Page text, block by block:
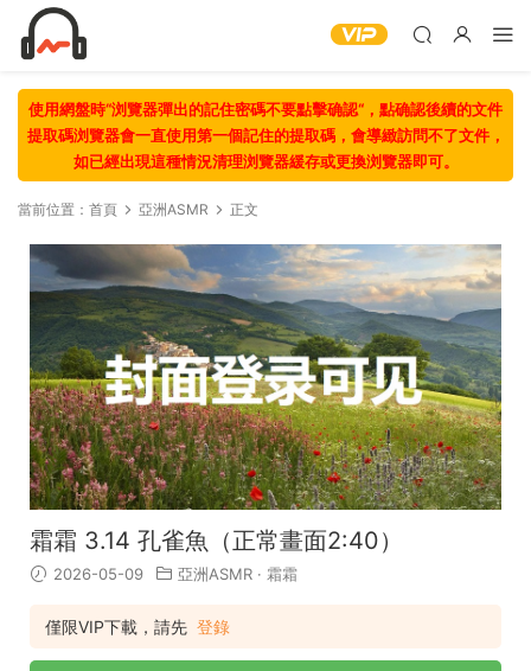
使用網盤時“浏覽器彈出的記住密碼不要點擊确認“，點确認後續的文件
提取碼浏覽器會一直使用第一個記住的提取碼，會導緻訪問不了文件，
如已經出現這種情況清理浏覽器緩存或更換浏覽器即可。
當前位置： 首頁 亞洲ASMR 正文
霜霜 3.14 孔雀魚（正常畫面2:40）
2026-05-09 亞洲ASMR · 霜霜
僅限VIP下載，請先 登錄